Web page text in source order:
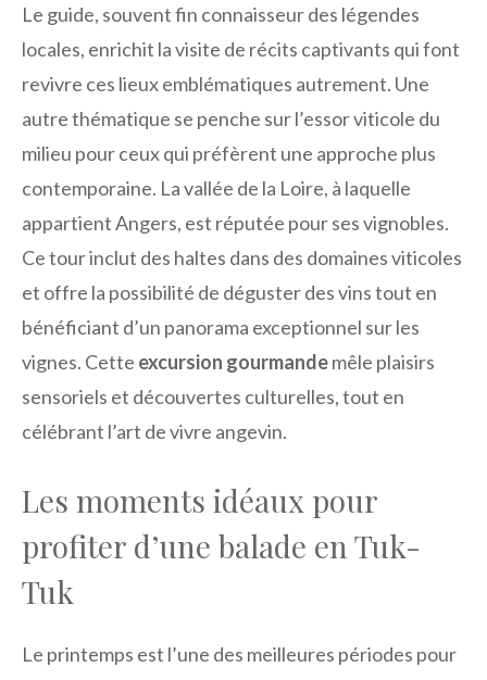
Le guide, souvent fin connaisseur des légendes
locales, enrichit la visite de récits captivants qui font
revivre ces lieux emblématiques autrement. Une
autre thématique se penche sur l’essor viticole du
milieu pour ceux qui préfèrent une approche plus
contemporaine. La vallée de la Loire, à laquelle
appartient Angers, est réputée pour ses vignobles.
Ce tour inclut des haltes dans des domaines viticoles
et offre la possibilité de déguster des vins tout en
bénéficiant d’un panorama exceptionnel sur les
vignes. Cette excursion gourmandemêle plaisirs
sensoriels et découvertes culturelles, tout en
célébrant l’art de vivre angevin.
Les moments idéaux pour
profiter d’une balade en Tuk-
Tuk
Le printemps est l’une des meilleures périodes pour